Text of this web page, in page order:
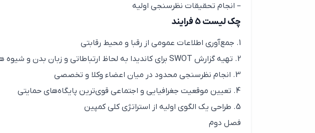
– انجام تحقیقات نظرسنجی اولیه
چک لیست 5 فرایند
1. جمع‌آوری اطلاعات عمومی از رقبا و محیط رقابتی
2. تهیه گزارش SWOT برای کاندیدا به لحاظ ارتباطاتی و زبان بدن و شیوه های نوین سخنرانی و ….
3. انجام نظرسنجی محدود در میان اعضاء وکلا و تخصصی
4. تعیین موقعیت جغرافیایی و اجتماعی قوی‌ترین پایگاه‌های حمایتی
5. طراحی یک الگوی اولیه از استراتژی کلی کمپین
فصل دوم